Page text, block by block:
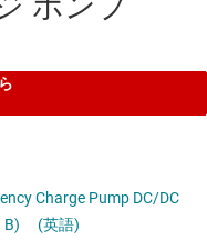
Charge Pump DC/DC
B)
(英語)